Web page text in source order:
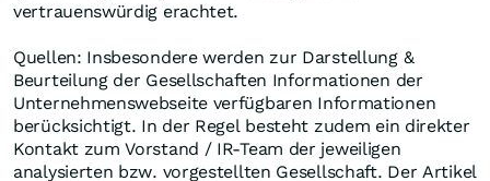
vertrauenswürdig erachtet.
Quellen: Insbesondere werden zur Darstellung &
Beurteilung der Gesellschaften Informationen der
Unternehmenswebseite verfügbaren Informationen
berücksichtigt. In der Regel besteht zudem ein direkter
Kontakt zum Vorstand / IR-Team der jeweiligen
analysierten bzw. vorgestellten Gesellschaft. Der Artikel